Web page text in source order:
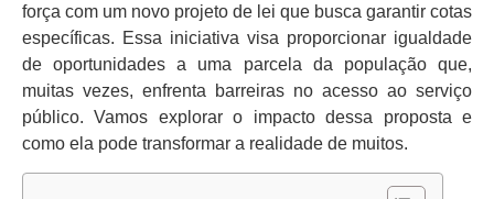
força com um novo projeto de lei que busca garantir cotas
específicas. Essa iniciativa visa proporcionar igualdade
de oportunidades a uma parcela da população que,
muitas vezes, enfrenta barreiras no acesso ao serviço
público. Vamos explorar o impacto dessa proposta e
como ela pode transformar a realidade de muitos.